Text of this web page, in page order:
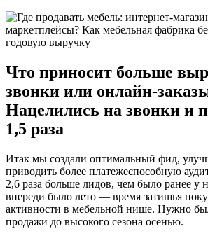
Что приносит больше
звонки или онлайн-
Нацелились на звонки и
1,5 раза
Итак мы создали оптимальный фид,
приводить более платежеспособную
2,6 раза больше лидов, чем было ранее у
впереди было лето — время затишья
активности в мебельной нише. Нужно
продажи до высокого сезона осенью.